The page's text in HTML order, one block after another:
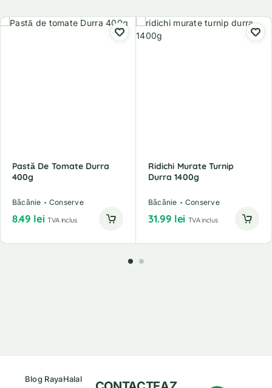
Pastă De Tomate Durra
400g
Băcănie Conserve
8.49 lei TVA inclus
Ridichi Murate Turnip
Durra 1400g
Băcănie Conserve
31.99 lei TVA inclus
Blog RayaHalal